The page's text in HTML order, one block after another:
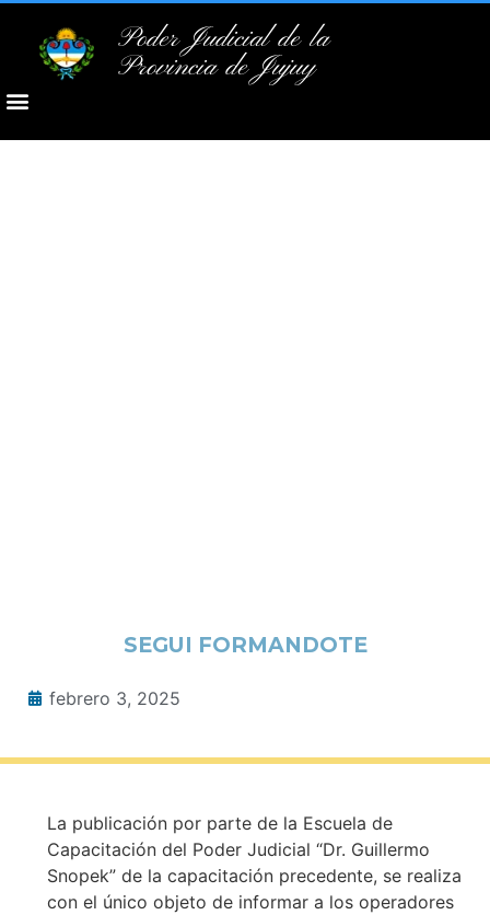
Poder Judicial de la
Provincia de Jujuy
SEGUI FORMANDOTE
febrero 3, 2025
La publicación por parte de la Escuela de
Capacitación del Poder Judicial “Dr. Guillermo
Snopek” de la capacitación precedente, se realiza
con el único objeto de informar a los operadores